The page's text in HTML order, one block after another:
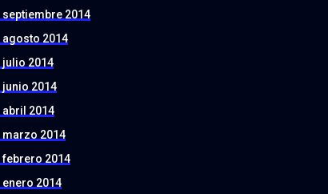
septiembre 2014
agosto 2014
julio 2014
junio 2014
abril 2014
marzo 2014
febrero 2014
enero 2014